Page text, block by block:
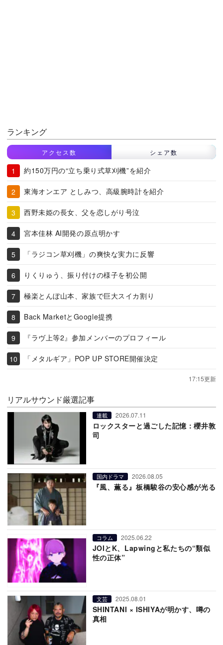
ランキング
アクセス数 シェア数
約150万円の“立ち乗り式草刈機”を紹介
東海オンエア としみつ、高級腕時計を紹介
西野未姫の長女、父を恋しがり号泣
宮本佳林 AI開発の原点明かす
「ラジコン草刈機」の爽快な実力に反響
りくりゅう、振り付けの様子を初公開
極楽とんぼ山本、家族で巨大スイカ割り
Back MarketとGoogle提携
『ラヴ上等2』参加メンバーのプロフィール
「メタルギア」POP UP STORE開催決定
17:15更新
リアルサウンド厳選記事
連載 2026.07.11
ロックスターと過ごした記憶：櫻井敦
司
国内ドラマ 2026.08.05
『風、薫る』板橋駿谷の安心感が光る
コラム 2025.06.22
JOIとK、Lapwingと私たちの“類似
性の正体”
文芸 2025.08.01
SHINTANI × ISHIYAが明かす、噂の
真相